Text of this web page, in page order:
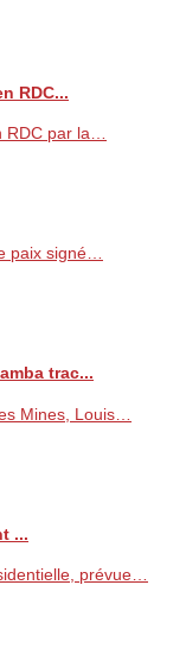
RDC...
RDC par la…
paix signé…
trac...
Mines, Louis…
...
prévue…